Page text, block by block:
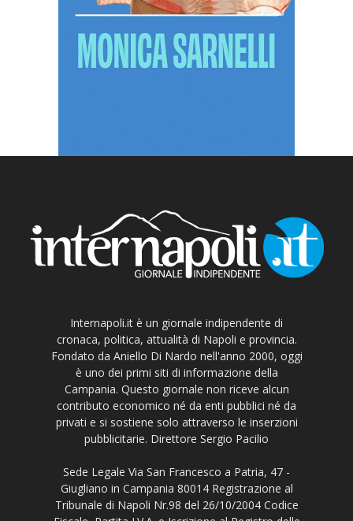
Internapoli.it è un giornale indipendente di
cronaca, politica, attualità di Napoli e provincia.
Fondato da Aniello Di Nardo nell'anno 2000, oggi
è uno dei primi siti di informazione della
Campania. Questo giornale non riceve alcun
contributo economico né da enti pubblici né da
privati e si sostiene solo attraverso le inserzioni
pubblicitarie. Direttore Sergio Pacilio
Sede Legale Via San Francesco a Patria, 47 -
Giugliano in Campania 80014 Registrazione al
Tribunale di Napoli Nr.98 del 26/10/2004 Codice